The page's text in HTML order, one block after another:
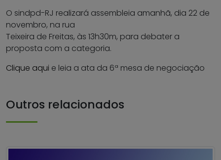
O sindpd-RJ realizará assembleia amanhã, dia 22 de
novembro, na rua
Teixeira de Freitas, às 13h30m, para debater a
proposta com a categoria.
Clique aqui e leia a ata da 6ª mesa de negociação
Outros relacionados